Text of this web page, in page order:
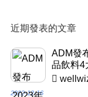
近期發表的文章
ADM發
品飲料4
2022-12-16